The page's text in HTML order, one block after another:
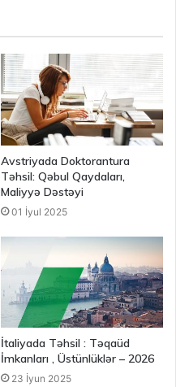
Avstriyada Doktorantura
Təhsil: Qəbul Qaydaları,
Maliyyə Dəstəyi
01 İyul 2025
İtaliyada Təhsil : Təqaüd
İmkanları , Üstünlüklər – 2026
23 İyun 2025